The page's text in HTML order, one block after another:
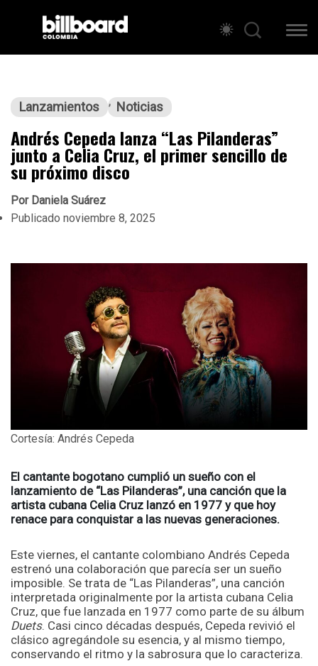
Lanzamientos Noticias
Andrés Cepeda lanza “Las Pilanderas”
junto a Celia Cruz, el primer sencillo de
su próximo disco
Por Daniela Suárez
Publicado noviembre 8, 2025
Cortesía: Andrés Cepeda
El cantante bogotano cumplió un sueño con el
lanzamiento de “Las Pilanderas”, una canción que la
artista cubana Celia Cruz lanzó en 1977 y que hoy
renace para conquistar a las nuevas generaciones.
Este viernes, el cantante colombiano Andrés Cepeda
estrenó una colaboración que parecía ser un sueño
imposible. Se trata de “Las Pilanderas”, una canción
interpretada originalmente por la artista cubana Celia
Cruz, que fue lanzada en 1977 como parte de su álbum
Duets. Casi cinco décadas después, Cepeda revivió el
clásico agregándole su esencia, y al mismo tiempo,
conservando el ritmo y la sabrosura que lo caracteriza.